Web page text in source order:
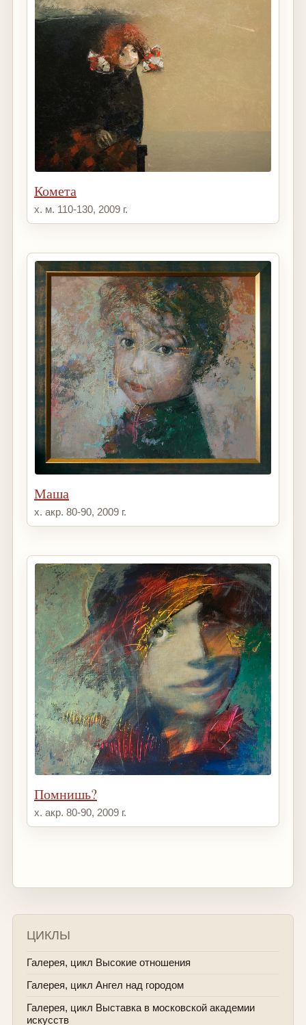
Комета
х. м. 110-130, 2009 г.
Маша
х. акр. 80-90, 2009 г.
Помнишь?
х. акр. 80-90, 2009 г.
ЦИКЛЫ
Галерея, цикл Высокие отношения
Галерея, цикл Ангел над городом
Галерея, цикл Выставка в московской академии
искусств